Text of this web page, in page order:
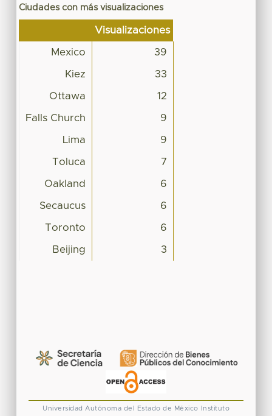
Ciudades con más visualizaciones
Visualizaciones
Mexico 39
Kiez 33
Ottawa 12
Falls Church 9
Lima 9
Toluca 7
Oakland 6
Secaucus 6
Toronto 6
Beijing 3
Universidad Autónoma del Estado de México
Instituto